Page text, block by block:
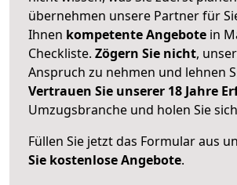
übernehmen unsere Partner für
Ihnen kompetente Angebote in
Checkliste. Zögern Sie nicht,
Anspruch zu nehmen und lehnen
Vertrauen Sie unserer 18 Jahre
Umzugsbranche und holen Sie
Füllen Sie jetzt das Formular aus
Sie kostenlose Angebote.